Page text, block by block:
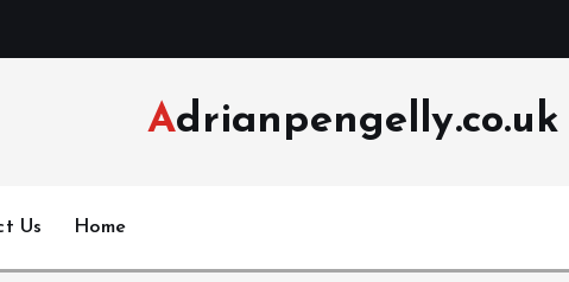
Adrianpengelly.co.uk
Us Home